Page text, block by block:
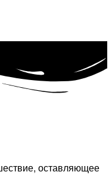
оставляющее